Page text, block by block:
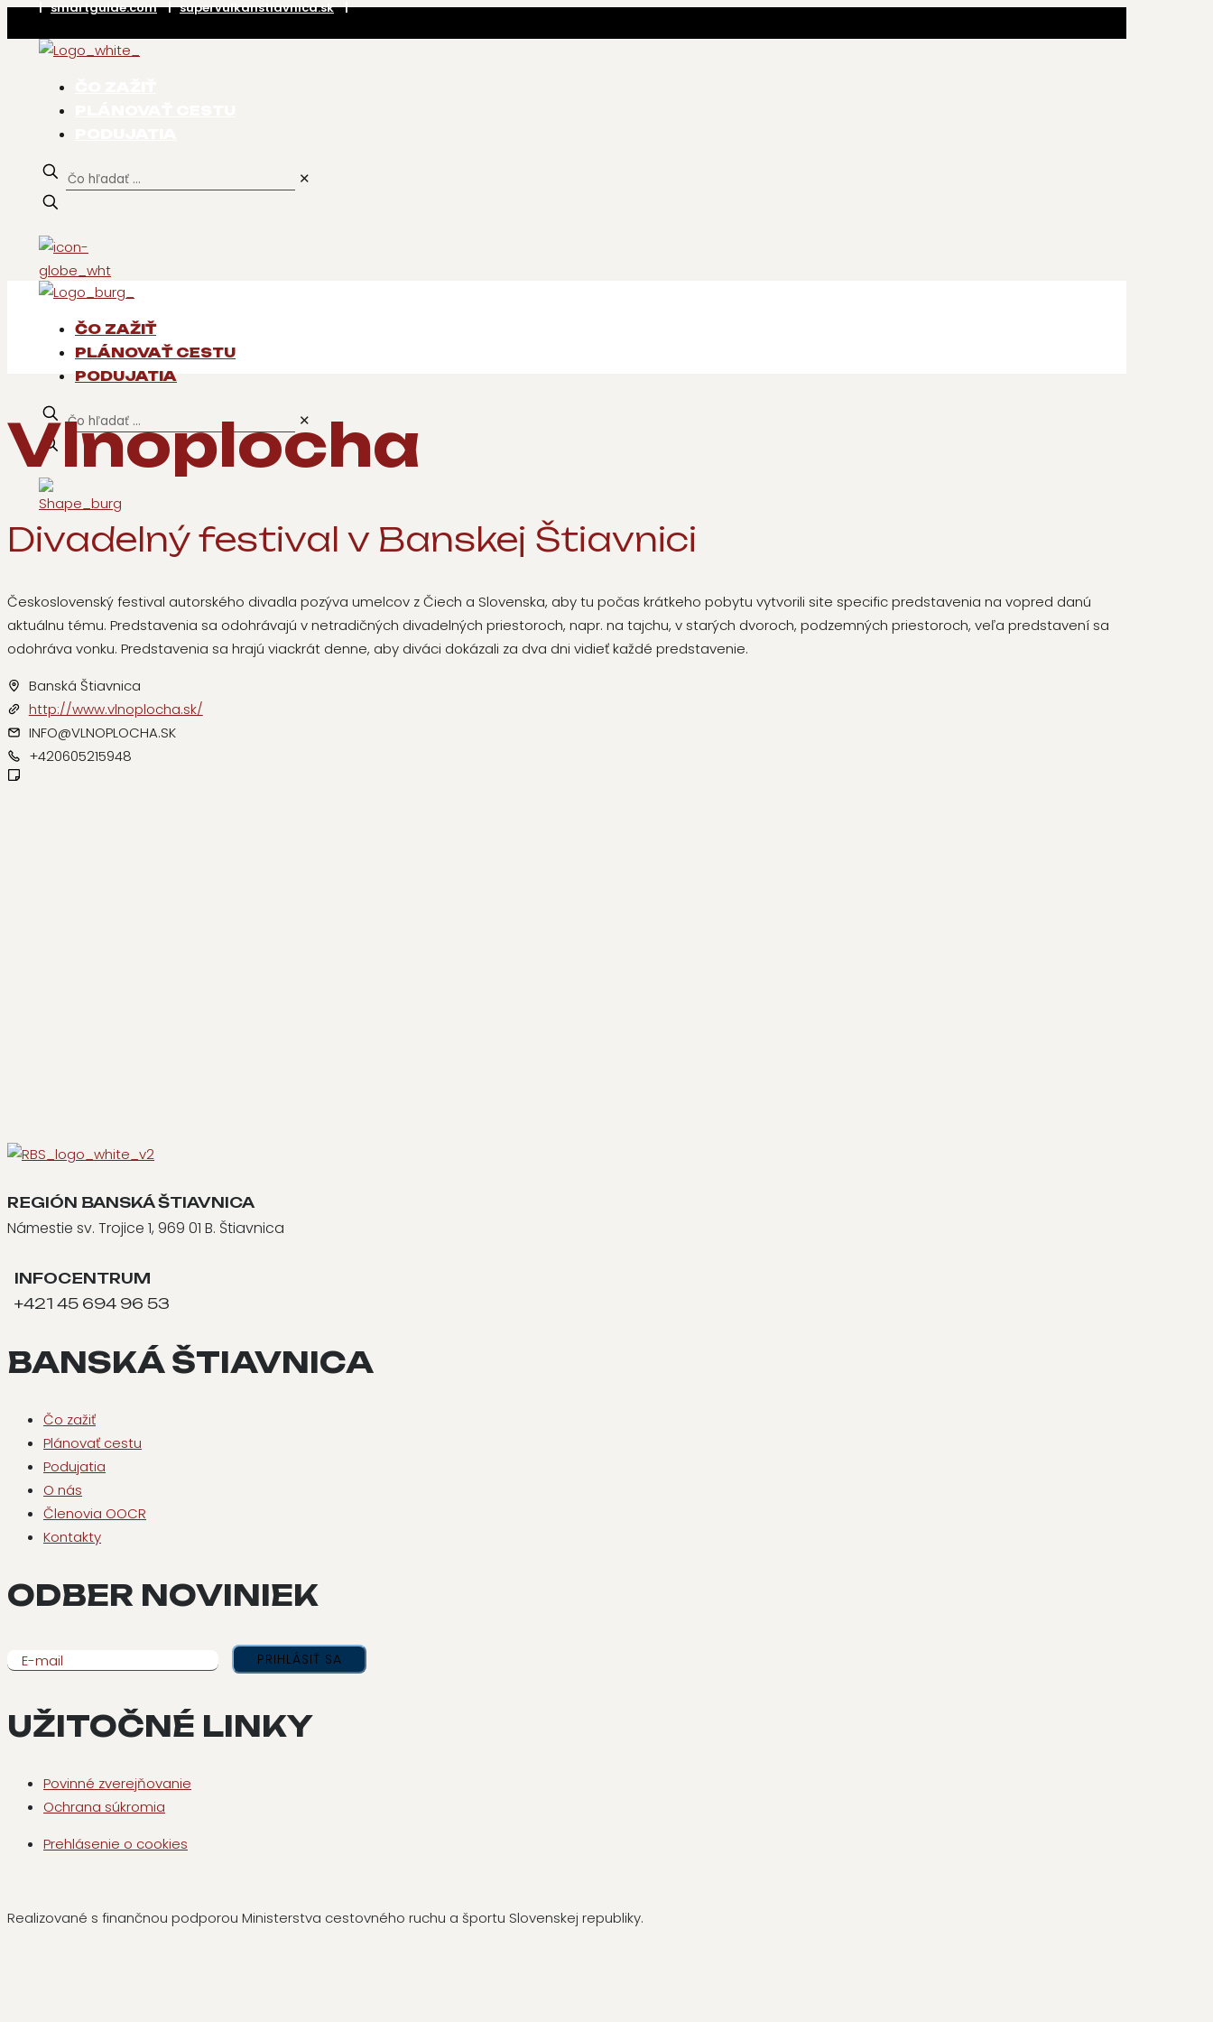
|smartguide.com|supervulkanstiavnica.sk|
✕
ČO ZAŽIŤ
PLÁNOVAŤ CESTU
PODUJATIA
✕
Vlnoplocha
Divadelný festival v Banskej Štiavnici
Československý festival autorského divadla pozýva umelcov z Čiech a Slovenska, aby tu počas krátkeho pobytu vytvorili site specific predstavenia na vopred danú
aktuálnu tému. Predstavenia sa odohrávajú v netradičných divadelných priestoroch, napr. na tajchu, v starých dvoroch, podzemných priestoroch, veľa predstavení sa
odohráva vonku. Predstavenia sa hrajú viackrát denne, aby diváci dokázali za dva dni vidieť každé predstavenie.
Banská Štiavnica
http://www.vlnoplocha.sk/
INFO@VLNOPLOCHA.SK
+420605215948
REGIÓN BANSKÁ ŠTIAVNICA
Námestie sv. Trojice 1, 969 01 B. Štiavnica
INFOCENTRUM
+421 45 694 96 53
BANSKÁ ŠTIAVNICA
Čo zažiť
Plánovať cestu
Podujatia
O nás
Členovia OOCR
Kontakty
ODBER NOVINIEK
E-mail
UŽITOČNÉ LINKY
Povinné zverejňovanie
Ochrana súkromia
Prehlásenie o cookies
Realizované s finančnou podporou Ministerstva cestovného ruchu a športu Slovenskej republiky.